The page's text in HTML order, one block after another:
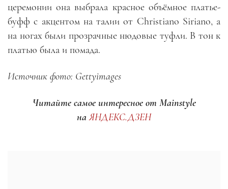
церемонии она выбрала красное объёмное платье-
буфф с акцентом на талии от Christiano Siriano, а
на ногах были прозрачные нюдовые туфли. В тон к
платью была и помада.
Источник фото: Gettyimages
Читайте самое интересное от Mainstyle
наЯНДЕКС.ДЗЕН